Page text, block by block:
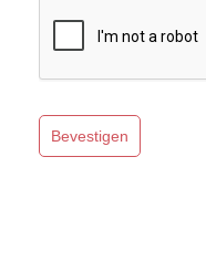
Bevestigen